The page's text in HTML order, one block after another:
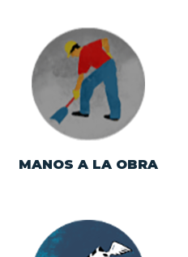
Red carretera,
caminos, puentes,
faros y puertos;
grandes obras
públicas de la SICT.
MANOS A LA OBRA
Historiografía del